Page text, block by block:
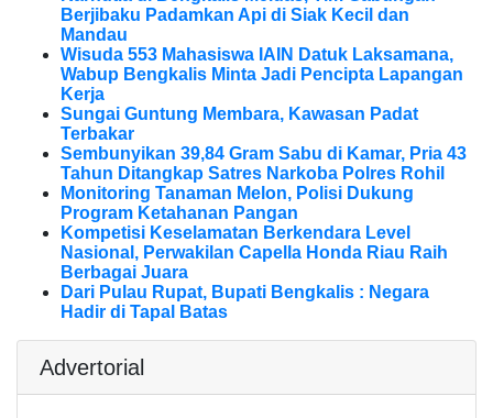
Berjibaku Padamkan Api di Siak Kecil dan
Mandau
Wisuda 553 Mahasiswa IAIN Datuk Laksamana,
Wabup Bengkalis Minta Jadi Pencipta Lapangan
Kerja
Sungai Guntung Membara, Kawasan Padat
Terbakar
Sembunyikan 39,84 Gram Sabu di Kamar, Pria 43
Tahun Ditangkap Satres Narkoba Polres Rohil
Monitoring Tanaman Melon, Polisi Dukung
Program Ketahanan Pangan
Kompetisi Keselamatan Berkendara Level
Nasional, Perwakilan Capella Honda Riau Raih
Berbagai Juara
Dari Pulau Rupat, Bupati Bengkalis : Negara
Hadir di Tapal Batas
Advertorial